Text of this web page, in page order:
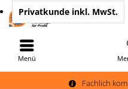
Fachlich
Privatkunde inkl. MwSt.
Menü